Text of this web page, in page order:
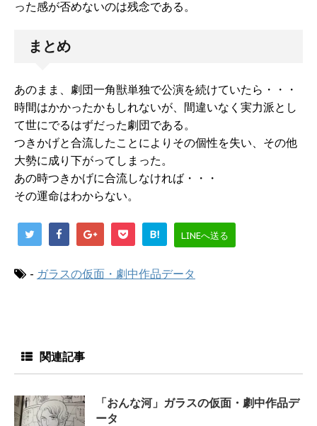
った感が否めないのは残念である。
まとめ
あのまま、劇団一角獣単独で公演を続けていたら・・・
時間はかかったかもしれないが、間違いなく実力派とし
て世にでるはずだった劇団である。
つきかげと合流したことによりその個性を失い、その他
大勢に成り下がってしまった。
あの時つきかげに合流しなければ・・・
その運命はわからない。
B! LINEへ送る
- ガラスの仮面・劇中作品データ
関連記事
「おんな河」ガラスの仮面・劇中作品デ
ータ